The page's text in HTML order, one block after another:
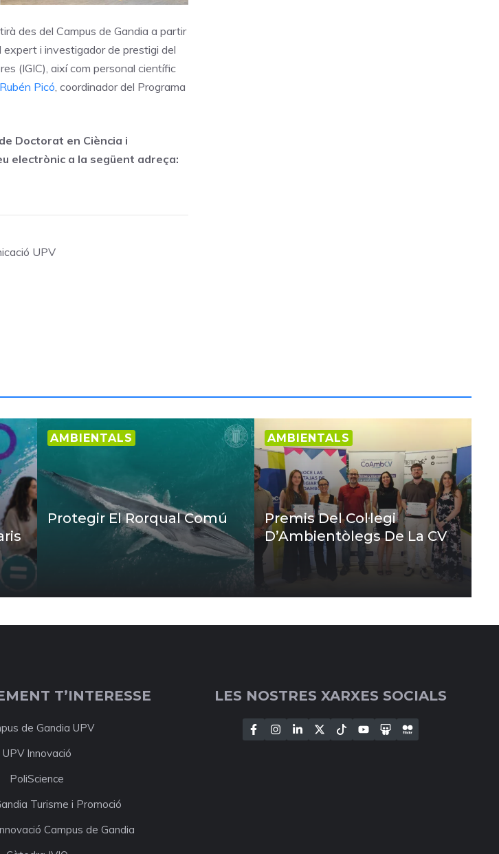
des del Campus de Gandia a partir
expert i investigador de prestigi del
(IGIC), així com personal científic
Rubén Picó , coordinador del Programa
Doctorat en Ciència i
electrònic a la següent adreça:
UPV
AMBIENTALS
Protegir El Rorqual Comú
AMBIENTALS
Premis Del Col·legi
D’Ambientòlegs De La CV
T’INTERESSE
de Gandia UPV
UPV Innovació
PoliScience
Turisme i Promoció
Campus de Gandia
LES NOSTRES XARXES SOCIALS